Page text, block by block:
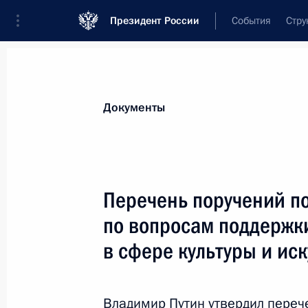
Президент России События
Все поручения
Все поручения
Документы
Перечень поручений
по вопросам
в сфере культуры и
Владимир Путин утвердил